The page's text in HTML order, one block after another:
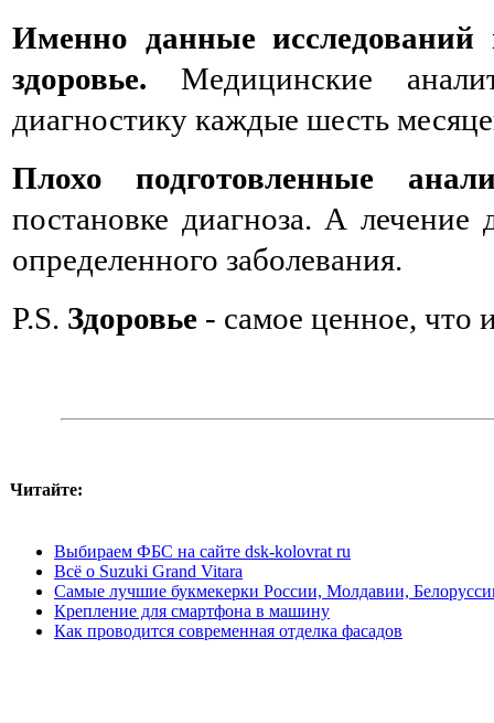
Именно данные исследований
здоровье. Медицинские
диагностику каждые шесть
Плохо подготовленные
постановке диагноза. А
определенного заболевания.
P.S. Здоровье - самое ценное, что
Читайте:
Выбираем ФБС на сайте dsk-kolovrat ru
Всё о Suzuki Grand Vitara
Самые лучшие букмекерки России, Молдавии,
Крепление для смартфона в машину
Как проводится современная отделка фасадов